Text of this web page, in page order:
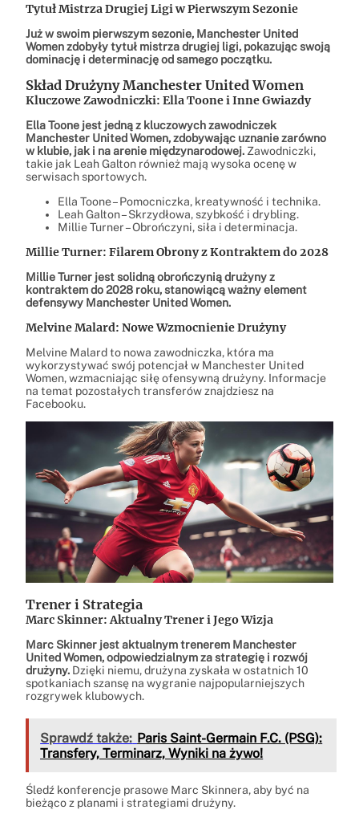
Tytuł Mistrza Drugiej Ligi w Pierwszym Sezonie
Już w swoim pierwszym sezonie, Manchester United
Women zdobyły tytuł mistrza drugiej ligi, pokazując swoją
dominację i determinację od samego początku.
Skład Drużyny Manchester United Women
Kluczowe Zawodniczki: Ella Toone i Inne Gwiazdy
Ella Toone jest jedną z kluczowych zawodniczek
Manchester United Women, zdobywając uznanie zarówno
w klubie, jak i na arenie międzynarodowej. Zawodniczki,
takie jak Leah Galton również mają wysoka ocenę w
serwisach sportowych.
Ella Toone – Pomocniczka, kreatywność i technika.
Leah Galton – Skrzydłowa, szybkość i drybling.
Millie Turner – Obrończyni, siła i determinacja.
Millie Turner: Filarem Obrony z Kontraktem do 2028
Millie Turner jest solidną obrończynią drużyny z
kontraktem do 2028 roku, stanowiącą ważny element
defensywy Manchester United Women.
Melvine Malard: Nowe Wzmocnienie Drużyny
Melvine Malard to nowa zawodniczka, która ma
wykorzystywać swój potencjał w Manchester United
Women, wzmacniając siłę ofensywną drużyny. Informacje
na temat pozostałych transferów znajdziesz na
Facebooku.
Trener i Strategia
Marc Skinner: Aktualny Trener i Jego Wizja
Marc Skinner jest aktualnym trenerem Manchester
United Women, odpowiedzialnym za strategię i rozwój
drużyny. Dzięki niemu, drużyna zyskała w ostatnich 10
spotkaniach szansę na wygranie najpopularniejszych
rozgrywek klubowych.
Sprawdź także: Paris Saint-Germain F.C. (PSG):
Transfery, Terminarz, Wyniki na żywo!
Śledź konferencje prasowe Marc Skinnera, aby być na
bieżąco z planami i strategiami drużyny.